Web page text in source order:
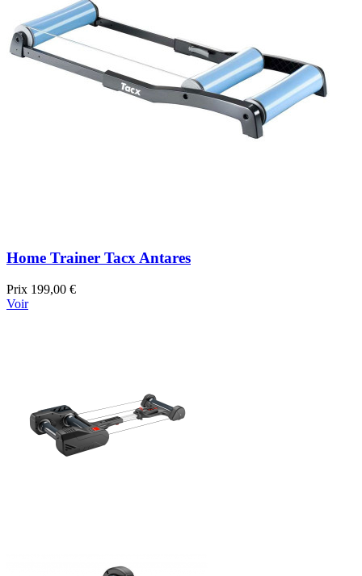
Home Trainer Tacx Antares
Prix 199,00 €
Voir